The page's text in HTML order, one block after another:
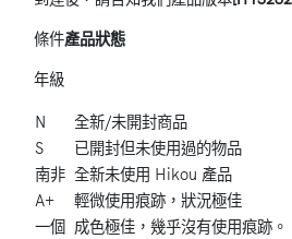
條件產品狀態
年級
N
全新/未開封商品
S
已開封但未使用過的物品
南非 全新未使用 Hikou 產品
A+
輕微使用痕跡，狀況極佳
一個 成色極佳，幾乎沒有使用痕跡。